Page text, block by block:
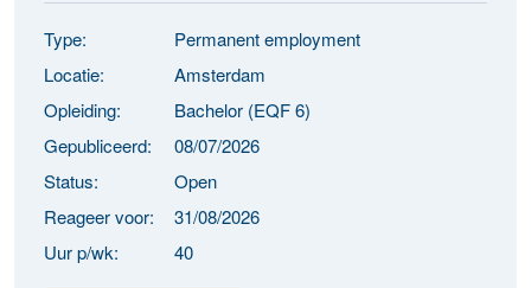
Type:
Permanent employment
Locatie:
Amsterdam
Opleiding:
Bachelor (EQF 6)
Gepubliceerd:
08/07/2026
Status:
Open
Reageer voor:
31/08/2026
Uur p/wk:
40